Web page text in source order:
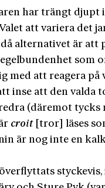
har trängt djupt
att variera det
alternativet är att
som
med att reagera på
inse att den valda
(däremot tycks
croit[tror] läses
är nog inte en
styckevis,